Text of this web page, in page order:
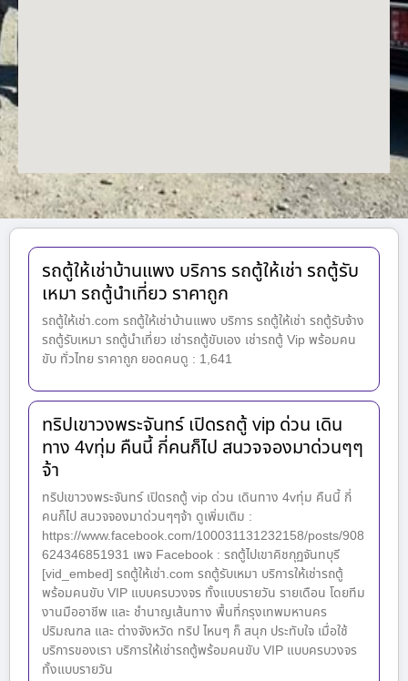
รถตู้ให้เช่าบ้านแพง บริการ รถตู้ให้เช่า รถตู้รับ
เหมา รถตู้นำเที่ยว ราคาถูก
รถตู้ให้เช่า.com รถตู้ให้เช่าบ้านแพง บริการ รถตู้ให้เช่า รถตู้รับจ้าง
รถตู้รับเหมา รถตู้นำเที่ยว เช่ารถตู้ขับเอง เช่ารถตู้ Vip พร้อมคน
ขับ ทั่วไทย ราคาถูก ยอดคนดู : 1,641
ทริปเขาวงพระจันทร์ เปิดรถตู้ vip ด่วน เดิน
ทาง 4vทุ่ม คืนนี้ กี่คนก็ไป สนวจจองมาด่วนๆๆ
จ้า
ทริปเขาวงพระจันทร์ เปิดรถตู้ vip ด่วน เดินทาง 4vทุ่ม คืนนี้ กี่
คนก็ไป สนวจจองมาด่วนๆๆจ้า ดูเพิ่มเติม :
https://www.facebook.com/100031131232158/posts/908
624346851931 เพจ Facebook : รถตู้ไปเขาคิชกุฏจันทบุรี
[vid_embed] รถตู้ให้เช่า.com รถตู้รับเหมา บริการให้เช่ารถตู้
พร้อมคนขับ VIP แบบครบวงจร ทั้งแบบรายวัน รายเดือน โดยทีม
งานมืออาชีพ และ ชำนาญเส้นทาง พื้นที่กรุงเทพมหานคร
ปริมณฑล และ ต่างจังหวัด ทริป ไหนๆ ก็ สนุก ประทับใจ เมื่อใช้
บริการของเรา บริการให้เช่ารถตู้พร้อมคนขับ VIP แบบครบวงจร
ทั้งแบบรายวัน